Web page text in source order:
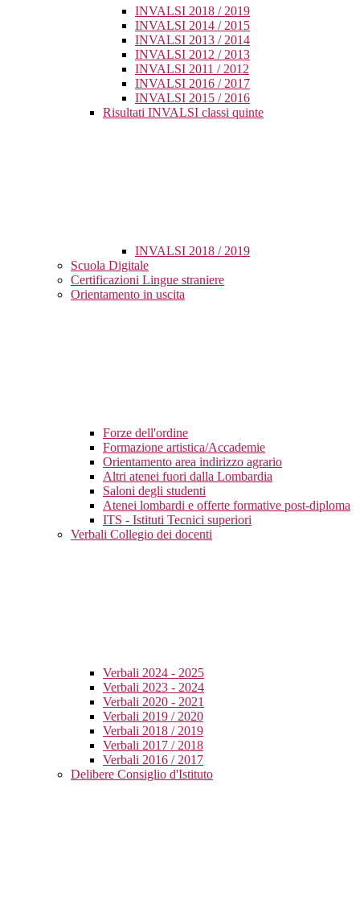
INVALSI 2018 / 2019
INVALSI 2014 / 2015
INVALSI 2013 / 2014
INVALSI 2012 / 2013
INVALSI 2011 / 2012
INVALSI 2016 / 2017
INVALSI 2015 / 2016
Risultati INVALSI classi quinte
INVALSI 2018 / 2019
Scuola Digitale
Certificazioni Lingue straniere
Orientamento in uscita
Forze dell'ordine
Formazione artistica/Accademie
Orientamento area indirizzo agrario
Altri atenei fuori dalla Lombardia
Saloni degli studenti
Atenei lombardi e offerte formative post-diploma
ITS - Istituti Tecnici superiori
Verbali Collegio dei docenti
Verbali 2024 - 2025
Verbali 2023 - 2024
Verbali 2020 - 2021
Verbali 2019 / 2020
Verbali 2018 / 2019
Verbali 2017 / 2018
Verbali 2016 / 2017
Delibere Consiglio d'Istituto